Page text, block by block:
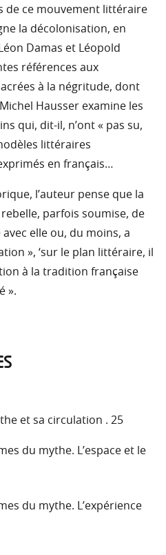
de ce mouvement littéraire
la décolonisation, en
Damas et Léopold
références aux
à la négritude, dont
Hausser examine les
qui, dit-il, n’ont « pas su,
littéraires
en français…
l’auteur pense que la
parfois soumise, de
elle ou, du moins, a
», ‘sur le plan littéraire, il
à la tradition française
».
et sa circulation . 25
du mythe. L’espace et le
du mythe. L’expérience